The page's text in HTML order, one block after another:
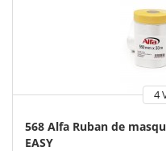
4
568 Alfa Ruban de
EASY